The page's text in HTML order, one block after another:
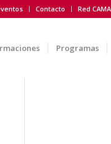
Contacto Red
Programas